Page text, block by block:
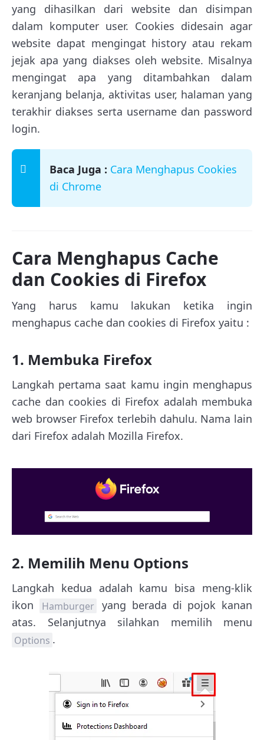
yang dihasilkan dari website dan disimpan
dalam komputer user. Cookies didesain agar
website dapat mengingat history atau rekam
jejak apa yang diakses oleh website. Misalnya
mengingat apa yang ditambahkan dalam
keranjang belanja, aktivitas user, halaman yang
terakhir diakses serta username dan password
login.
Baca Juga : Cara Menghapus Cookies
di Chrome
Cara Menghapus Cache
dan Cookies di Firefox
Yang harus kamu lakukan ketika ingin
menghapus cache dan cookies di Firefox yaitu :
1. Membuka Firefox
Langkah pertama saat kamu ingin menghapus
cache dan cookies di Firefox adalah membuka
web browser Firefox terlebih dahulu. Nama lain
dari Firefox adalah Mozilla Firefox.
2. Memilih Menu Options
Langkah kedua adalah kamu bisa meng-klik
ikon
Hamburger
yang berada di pojok kanan
atas. Selanjutnya silahkan memilih menu
Options .